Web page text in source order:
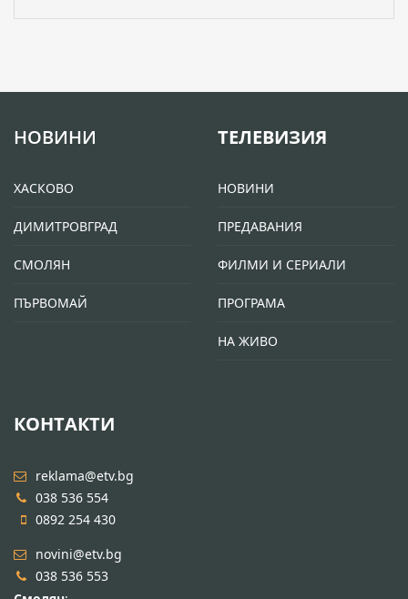
НОВИНИ
ХАСКОВО
ДИМИТРОВГРАД
СМОЛЯН
ПЪРВОМАЙ
ТЕЛЕВИЗИЯ
НОВИНИ
ПРЕДАВАНИЯ
ФИЛМИ И СЕРИАЛИ
ПРОГРАМА
НА ЖИВО
КОНТАКТИ
reklama@etv.bg
038 536 554
0892 254 430
novini@etv.bg
038 536 553